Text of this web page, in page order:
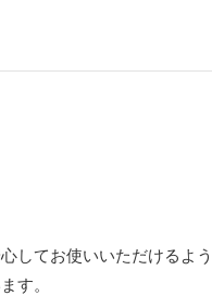
してお使いいただけるよ
す。